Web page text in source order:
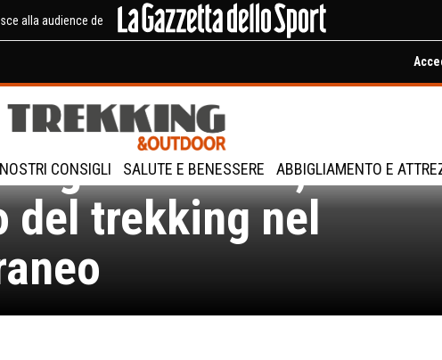
alla audience de
CONSIGLI SALUTE E BENESSERE ABBIGLIAMENTO E
d’estate,
del trekking nel